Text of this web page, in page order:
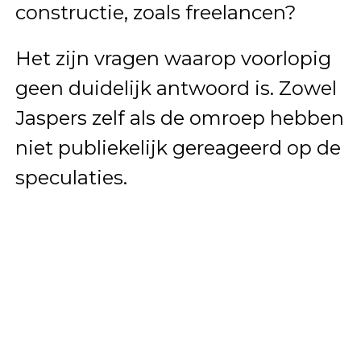
constructie, zoals freelancen?
Het zijn vragen waarop voorlopig
geen duidelijk antwoord is. Zowel
Jaspers zelf als de omroep hebben
niet publiekelijk gereageerd op de
speculaties.